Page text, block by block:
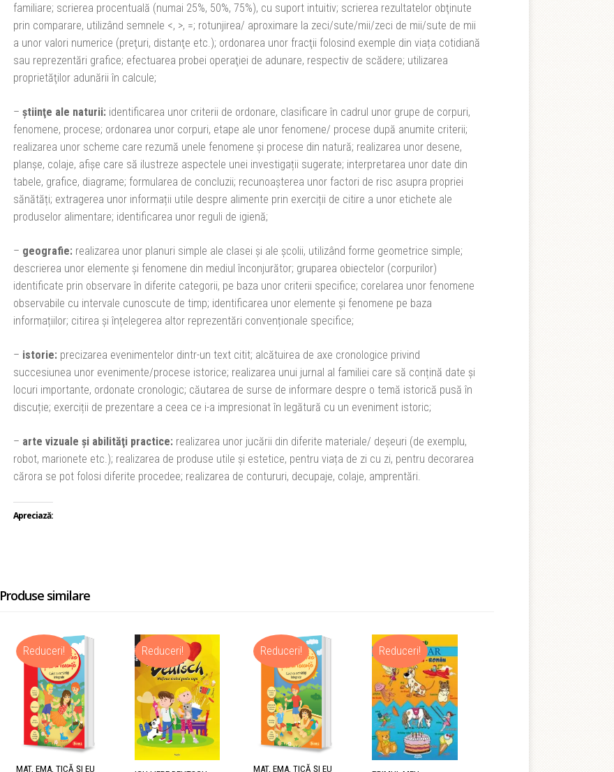
familiare; scrierea procentuală (numai 25%, 50%, 75%), cu suport intuitiv; scrierea rezultatelor obţinute
prin comparare, utilizând semnele <, >, =; rotunjirea/ aproximare la zeci/sute/mii/zeci de mii/sute de mii
a unor valori numerice (preţuri, distanţe etc.); ordonarea unor fracţii folosind exemple din viața cotidiană
sau reprezentări grafice; efectuarea probei operaţiei de adunare, respectiv de scădere; utilizarea
proprietăţilor adunării în calcule;
– ştiinţe ale naturii: identificarea unor criterii de ordonare, clasificare în cadrul unor grupe de corpuri,
fenomene, procese; ordonarea unor corpuri, etape ale unor fenomene/ procese după anumite criterii;
realizarea unor scheme care rezumă unele fenomene și procese din natură; realizarea unor desene,
planșe, colaje, afișe care să ilustreze aspectele unei investigații sugerate; interpretarea unor date din
tabele, grafice, diagrame; formularea de concluzii; recunoașterea unor factori de risc asupra propriei
sănătăți; extragerea unor informații utile despre alimente prin exerciții de citire a unor etichete ale
produselor alimentare; identificarea unor reguli de igienă;
– geografie: realizarea unor planuri simple ale clasei și ale școlii, utilizând forme geometrice simple;
descrierea unor elemente și fenomene din mediul înconjurător; gruparea obiectelor (corpurilor)
identificate prin observare în diferite categorii, pe baza unor criterii specifice; corelarea unor fenomene
observabile cu intervale cunoscute de timp; identificarea unor elemente și fenomene pe baza
informațiilor; citirea și înțelegerea altor reprezentări convenționale specifice;
– istorie: precizarea evenimentelor dintr-un text citit; alcătuirea de axe cronologice privind
succesiunea unor evenimente/procese istorice; realizarea unui jurnal al familiei care să conțină date și
locuri importante, ordonate cronologic; căutarea de surse de informare despre o temă istorică pusă în
discuție; exerciții de prezentare a ceea ce i-a impresionat în legătură cu un eveniment istoric;
– arte vizuale şi abilităţi practice: realizarea unor jucării din diferite materiale/ deșeuri (de exemplu,
robot, marionete etc.); realizarea de produse utile și estetice, pentru viața de zi cu zi, pentru decorarea
cărora se pot folosi diferite procedee; realizarea de contururi, decupaje, colaje, amprentări.
Apreciază:
Produse similare
Reduceri!
MAT, EMA, TICĂ ŞI EU
Reduceri! Reduceri!
MAT, EMA, TICĂ ŞI EU
Reduceri!